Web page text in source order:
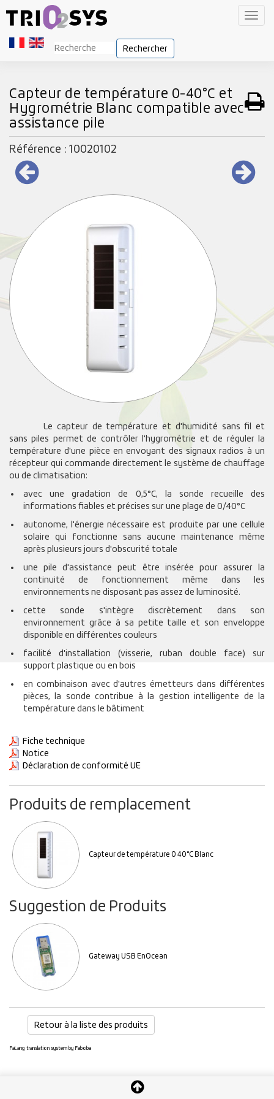
Rechercher
Capteur de température 0-40°C et
Hygrométrie Blanc compatible avec
assistance pile
Référence : 10020102
Le capteur de température et d'humidité sans fil et
sans piles permet de contrôler l'hygrométrie et de réguler la
température d'une pièce en envoyant des signaux radios à un
récepteur qui commande directement le système de chauffage
ou de climatisation:
avec une gradation de 0,5°C, la sonde recueille des
informations fiables et précises sur une plage de 0/40°C
autonome, l'énergie nécessaire est produite par une cellule
solaire qui fonctionne sans aucune maintenance même
après plusieurs jours d'obscurité totale
une pile d'assistance peut être insérée pour assurer la
continuité de fonctionnement même dans les
environnements ne disposant pas assez de luminosité.
cette sonde s'intègre discrètement dans son
environnement grâce à sa petite taille et son enveloppe
disponible en différentes couleurs
facilité d'installation (visserie, ruban double face) sur
support plastique ou en bois
en combinaison avec d'autres émetteurs dans différentes
pièces, la sonde contribue à la gestion intelligente de la
température dans le bâtiment
Fiche technique
Notice
Déclaration de conformité UE
Produits de remplacement
Capteur de température 0 40°C Blanc
Suggestion de Produits
Gateway USB EnOcean
Retour à la liste des produits
FaLang translation system by Faboba